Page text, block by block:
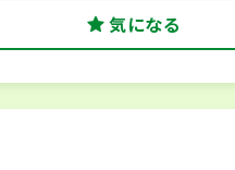
気になる